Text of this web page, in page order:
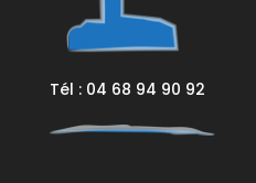
Tél : 04 68 94 90 92